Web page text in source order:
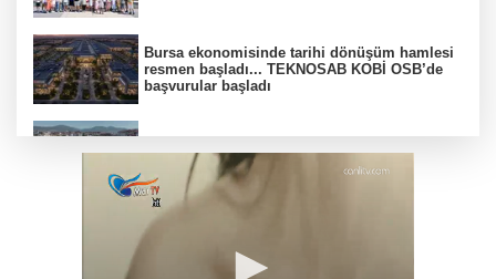
Bursa ekonomisinde tarihi dönüşüm hamlesi
resmen başladı... TEKNOSAB KOBİ OSB’de
başvurular başladı
Derince'ye 120 yataklı sağlık tesisi geliyor